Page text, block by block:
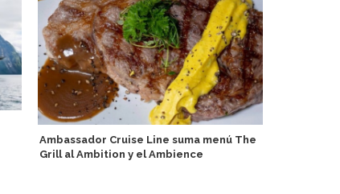
Ambassador Cruise Line suma menú The
Grill al Ambition y el Ambience